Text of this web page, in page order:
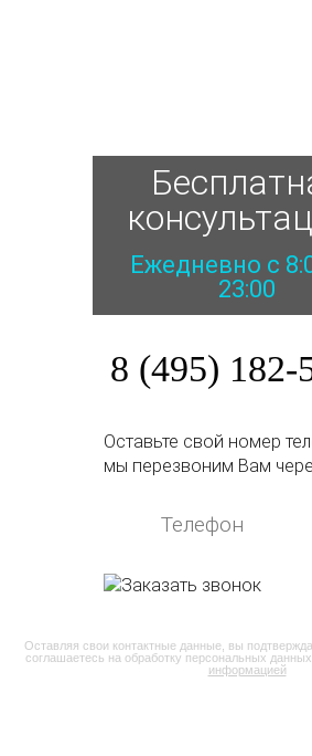
Ежедневно с
23:00
8 (495) 182-
Оставьте свой номер
мы перезвоним Вам
Оставляя свои контактные данные, вы
соглашаетесь на обработку персональных
информацией